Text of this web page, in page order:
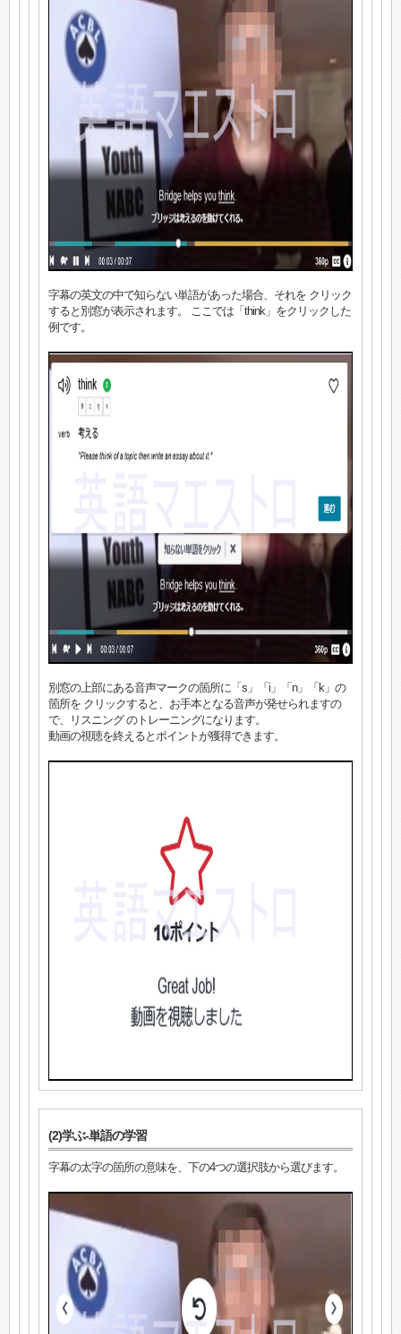
字幕の英文の中で知らない単語があった場合、それを クリック
すると別窓が表示されます。 ここでは「think」をクリックした
例です。
別窓の上部にある音声マークの箇所に「s」「i」「n」「k」の
箇所を クリックすると、お手本となる音声が発せられますの
で、リスニング のトレーニングになります。
動画の視聴を終えるとポイントが獲得できます。
(2)学ぶ-単語の学習
字幕の太字の箇所の意味を、下の4つの選択肢から選びます。